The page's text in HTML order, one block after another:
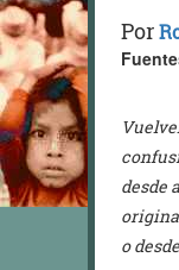
Por
desde
o